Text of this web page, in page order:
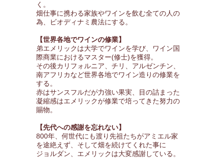
く。
畑仕事に携わる家族やワインを飲む全ての人の
為、ビオディナミ農法にする。
【世界各地でワインの修業】
弟エメリックは大学でワインを学び、ワイン国
際商業におけるマスター(修士)を獲得。
その後カリフォルニア、チリ、アルゼンチン、
南アフリカなど世界各地でワイン造りの修業を
する。
赤はサンスフルだが力強い果実、目の詰まった
凝縮感はエメリックが修業で培ってきた努力の
賜物。
【先代への感謝を忘れない】
800年、何世代にも渡り先祖たちがアミエル家
を途絶えず、そして畑を続けてくれた事に
ジョルダン、エメリックは大変感謝している。